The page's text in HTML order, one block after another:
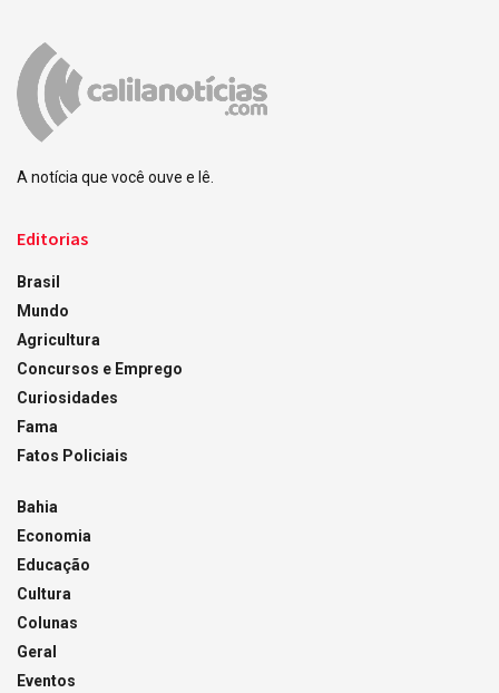
A notícia que você ouve e lê.
Editorias
Brasil
Mundo
Agricultura
Concursos e Emprego
Curiosidades
Fama
Fatos Policiais
Bahia
Economia
Educação
Cultura
Colunas
Geral
Eventos